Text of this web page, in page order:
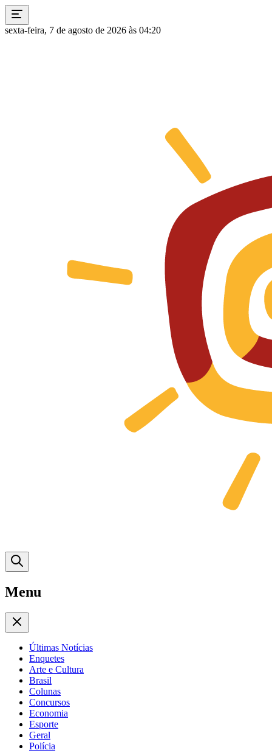
sexta-feira, 7 de agosto de 2026 às 04:20
Menu
Últimas Notícias
Enquetes
Arte e Cultura
Brasil
Colunas
Concursos
Economia
Esporte
Geral
Polícia